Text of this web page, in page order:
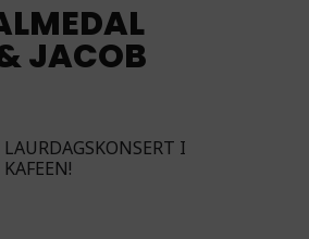
JACOB
LAURDAGSKONSERT I
KAFEEN!